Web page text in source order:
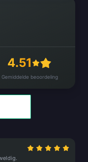
4.51
Gemiddelde beoordeling